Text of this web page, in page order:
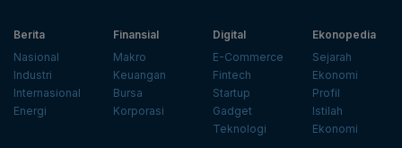
Berita
Nasional
Industri
Internasional
Energi
Finansial
Makro
Keuangan
Bursa
Korporasi
Digital
E-Commerce
Fintech
Startup
Gadget
Teknologi
Ekonopedia
Sejarah
Ekonomi
Profil
Istilah
Ekonomi